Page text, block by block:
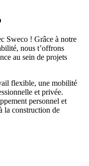
Sweco ! Grâce à notre
nous t’offrons
au sein de projets
flexible, une mobilité
et privée.
personnel et
la construction de